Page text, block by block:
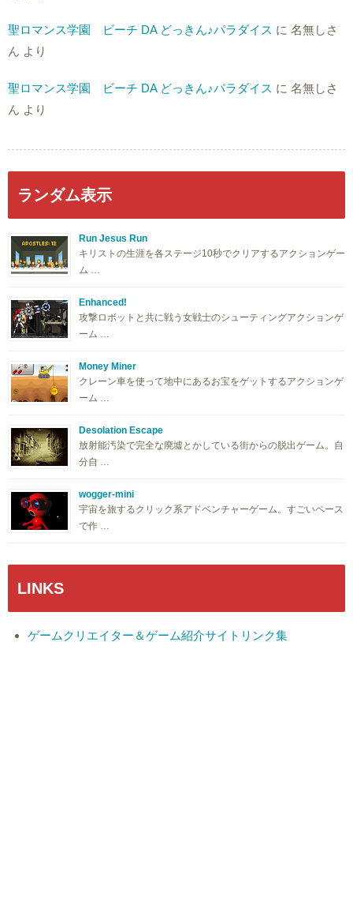
聖ロマンス学園 ビーチ DA どっきん♪パラダイス に 名無しさ
ん より
聖ロマンス学園 ビーチ DA どっきん♪パラダイス に 名無しさ
ん より
ランダム表示
Run Jesus Run
キリストの生涯を各ステージ10秒でクリアするアクションゲー
ム …
Enhanced!
攻撃ロボットと共に戦う女戦士のシューティングアクションゲ
ーム …
Money Miner
クレーン車を使って地中にあるお宝をゲットするアクションゲ
ーム …
Desolation Escape
放射能汚染で完全な廃墟とかしている街からの脱出ゲーム。自
分自 …
wogger-mini
宇宙を旅するクリック系アドベンチャーゲーム。すごいペース
で作 …
LINKS
ゲームクリエイター＆ゲーム紹介サイトリンク集